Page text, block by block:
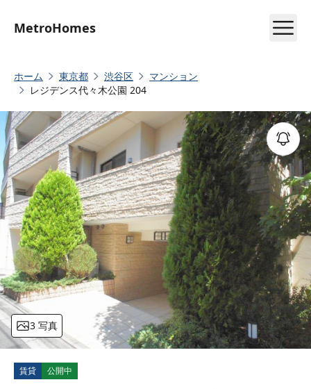
MetroHomes
ホーム 東京都 渋谷区
マンション
レジデンス代々木公園 204
3 写真
賃貸 公開中